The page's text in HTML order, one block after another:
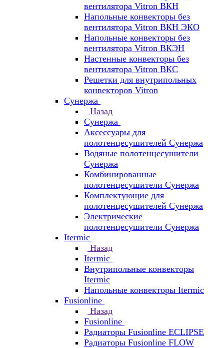
вентилятора Vitron ВКН
Напольные конвекторы без
вентилятора Vitron ВКН ЭКО
Напольные конвекторы без
вентилятора Vitron ВКЭН
Настенные конвекторы без
вентилятора Vitron ВКС
Решетки для внутрипольных
конвекторов Vitron
Сунержа
Назад
Сунержа
Аксессуары для
полотенцесушителей Сунержа
Водяные полотенцесушители
Сунержа
Комбинированные
полотенцесушители Сунержа
Комплектующие для
полотенцесушителей Сунержа
Электрические
полотенцесушители Сунержа
Itermic
Назад
Itermic
Внутрипольные конвекторы
Itermic
Напольные конвекторы Itermic
Fusionline
Назад
Fusionline
Радиаторы Fusionline ECLIPSE
Радиаторы Fusionline FLOW